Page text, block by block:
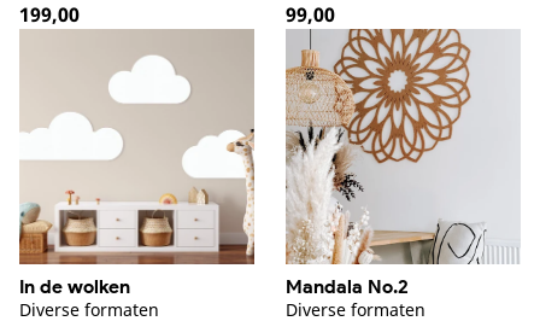
Normale
199,00
Normale
prijs
99,00
In de wolken
Diverse formaten
Mandala No.2
Diverse formaten